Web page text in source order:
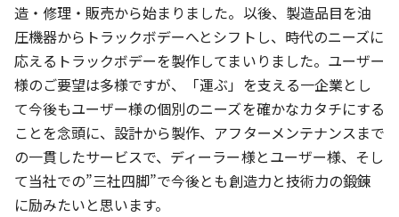
造・修理・販売から始まりました。以後、製造品目を油
圧機器からトラックボデーへとシフトし、時代のニーズに
応えるトラックボデーを製作してまいりました。ユーザー
様のご要望は多様ですが、「運ぶ」を支える一企業とし
て今後もユーザー様の個別のニーズを確かなカタチにする
ことを念頭に、設計から製作、アフターメンテナンスまで
の一貫したサービスで、ディーラー様とユーザー様、そし
て当社での”三社四脚”で今後とも創造力と技術力の鍛錬
に励みたいと思います。